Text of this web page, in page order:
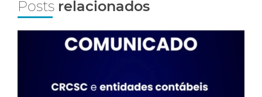
Posts relacionados